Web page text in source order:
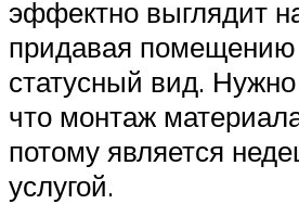
эффектно выглядит
придавая
статусный вид.
что монтаж
потому является
услугой.